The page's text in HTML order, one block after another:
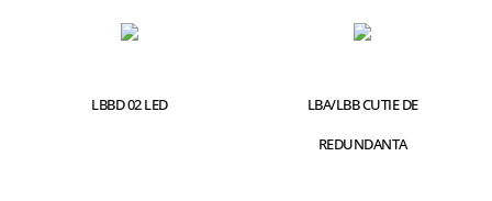
LBBD 02 LED
LBA/LBB CUTIE DE
REDUNDANTA